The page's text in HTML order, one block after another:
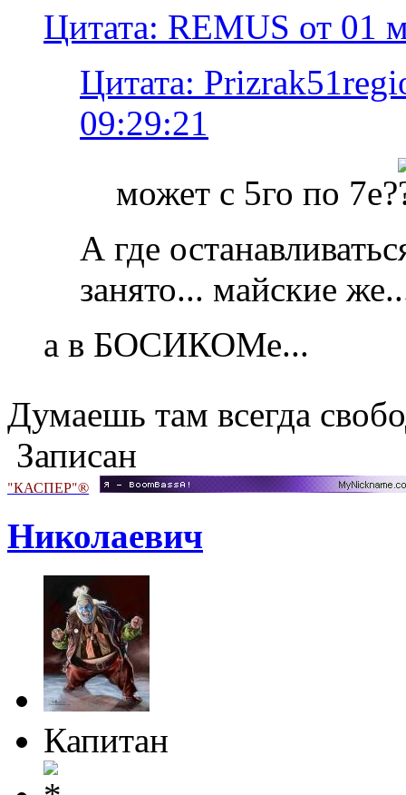
Цитата: REMUS от 01
Цитата:
09:29:21
может с 5го по 7е?
А где
занято... майские
а в БОСИКОМе...
Думаешь там всегда
Записан
"КАСПЕР"®
Николаевич
Капитан